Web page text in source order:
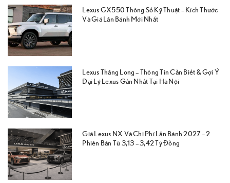
Lexus GX550 Thông Số Kỹ Thuật – Kích Thước
Và Giá Lăn Bánh Mới Nhất
Lexus Thăng Long – Thông Tin Cần Biết & Gợi Ý
Đại Lý Lexus Gần Nhất Tại Hà Nội
Giá Lexus NX Và Chi Phí Lăn Bánh 2027 – 2
Phiên Bản Từ 3,13 – 3,42 Tỷ Đồng